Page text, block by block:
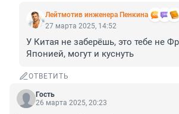
Лейтмотив инженера Пенкина
27 марта 2025, 14:52
У Китая не заберёшь, это тебе не
Японией, могут и куснуть
ОТВЕТИТЬ
Гость
26 марта 2025, 20:23